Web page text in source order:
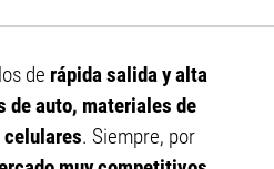
de rápida salida y alta
de auto, materiales de
. Siempre, por